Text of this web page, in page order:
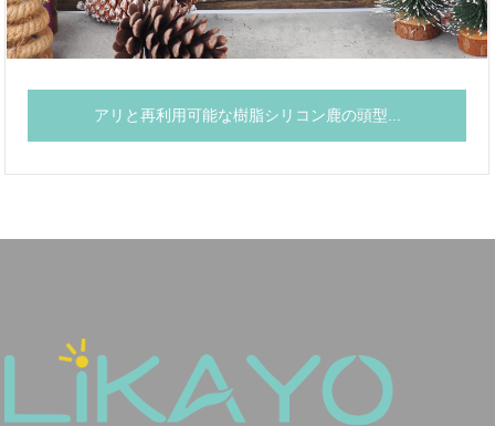
アリと再利用可能な樹脂シリコン鹿の頭型...